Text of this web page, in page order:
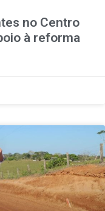
no Centro
à reforma